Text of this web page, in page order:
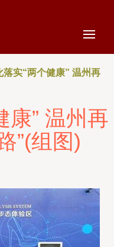
落实“两个健康” 温州再
康” 温州再
”(组图)